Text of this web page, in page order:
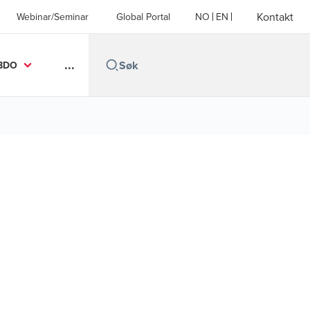
Webinar/Seminar Global Portal NO EN Kontakt
...